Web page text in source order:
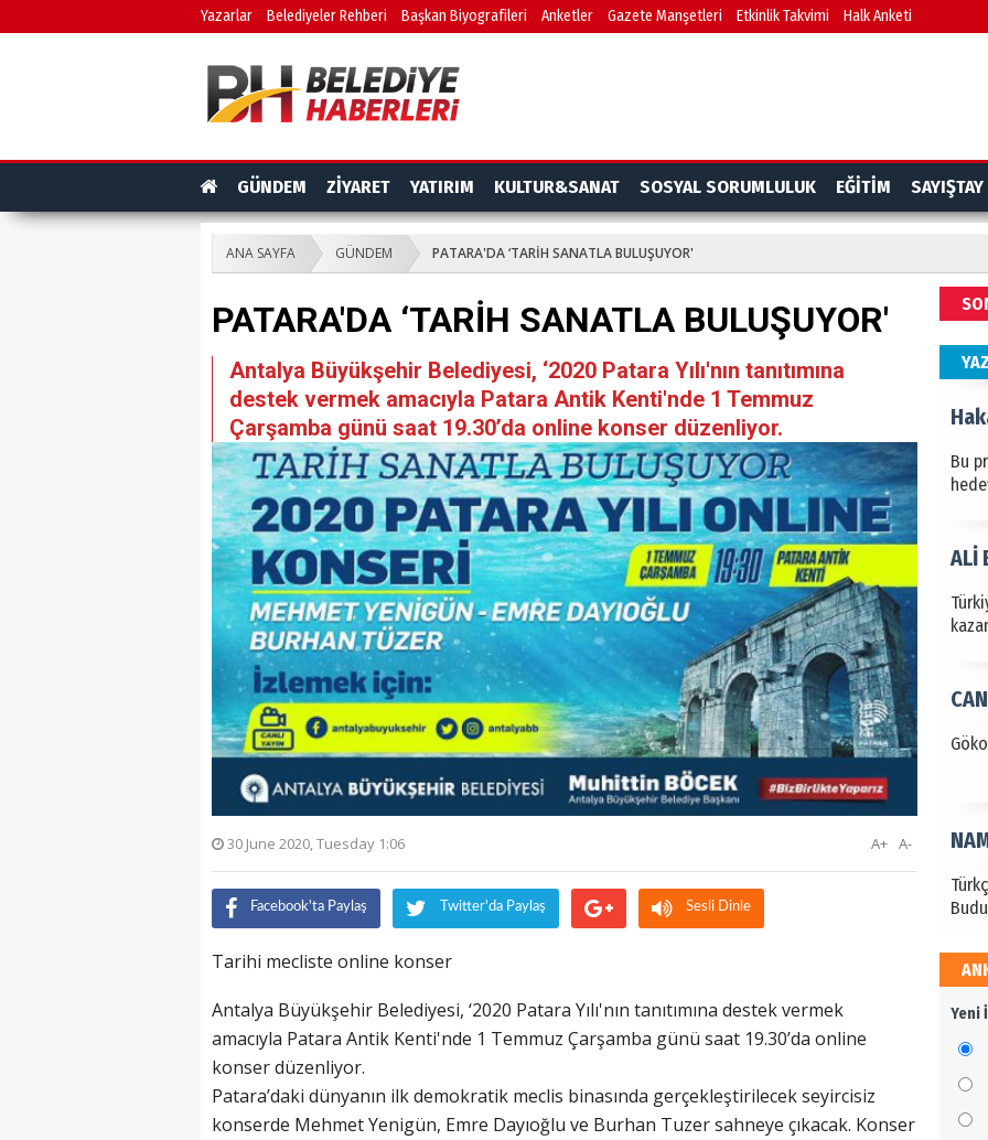
Yazarlar Belediyeler Rehberi Başkan Biyografileri Anketler Gazete Manşetleri Etkinlik Takvimi Halk Anketi
GÜNDEM ZİYARET YATIRIM KULTUR&SANAT SOSYAL SORUMLULUK EĞİTİM SAYIŞTAY
ANA SAYFA GÜNDEM PATARA'DA ‘TARİH SANATLA BULUŞUYOR'
PATARA'DA ‘TARİH SANATLA BULUŞUYOR'
Antalya Büyükşehir Belediyesi, ‘2020 Patara Yılı'nın tanıtımına
destek vermek amacıyla Patara Antik Kenti'nde 1 Temmuz
Çarşamba günü saat 19.30’da online konser düzenliyor.
30 June 2020, Tuesday 1:06 A-
A+
Facebook'ta Paylaş Twitter'da Paylaş Sesli Dinle
Tarihi mecliste online konser
Antalya Büyükşehir Belediyesi, ‘2020 Patara Yılı'nın tanıtımına destek vermek
amacıyla Patara Antik Kenti'nde 1 Temmuz Çarşamba günü saat 19.30’da online
konser düzenliyor.
Patara’daki dünyanın ilk demokratik meclis binasında gerçekleştirilecek seyircisiz
konserde Mehmet Yenigün, Emre Dayıoğlu ve Burhan Tuzer sahneye çıkacak. Konser
Bu
ALİ
Yeni